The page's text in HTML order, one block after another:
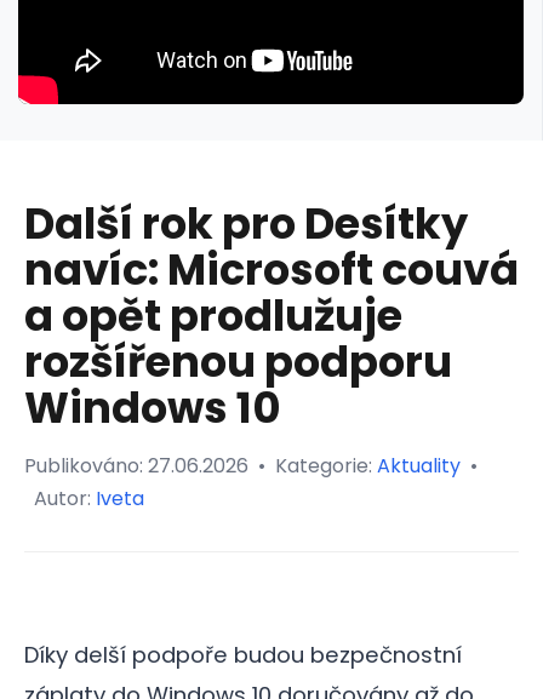
Další rok pro Desítky
navíc: Microsoft couvá
a opět prodlužuje
rozšířenou podporu
Windows 10
Publikováno: 27.06.2026 • Kategorie: Aktuality •
Autor: Iveta
Díky delší podpoře budou bezpečnostní